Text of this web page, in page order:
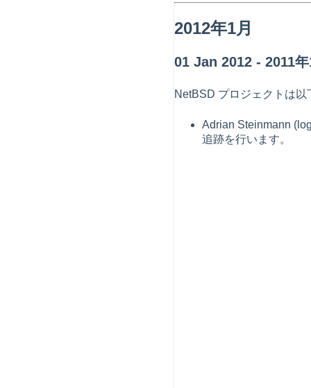
2012年1月
01 Jan 2012 - 2011
NetBSD プロジェクトは
Adrian Steinmann
追跡を行います。